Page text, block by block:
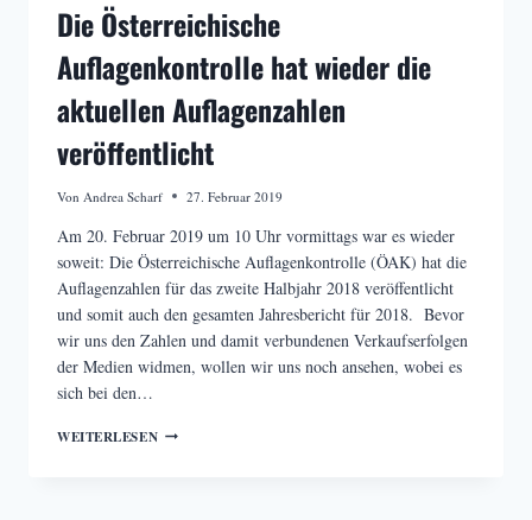
Die Österreichische
Auflagenkontrolle hat wieder die
aktuellen Auflagenzahlen
veröffentlicht
Von Andrea Scharf 27. Februar 2019
Am 20. Februar 2019 um 10 Uhr vormittags war es wieder
soweit: Die Österreichische Auflagenkontrolle (ÖAK) hat die
Auflagenzahlen für das zweite Halbjahr 2018 veröffentlicht
und somit auch den gesamten Jahresbericht für 2018. Bevor
wir uns den Zahlen und damit verbundenen Verkaufserfolgen
der Medien widmen, wollen wir uns noch ansehen, wobei es
sich bei den…
WEITERLESENDIE